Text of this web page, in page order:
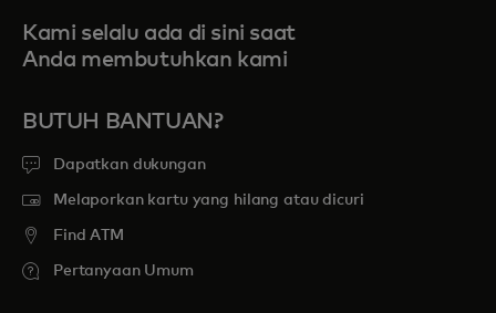
Kami selalu ada di sini saat
Anda membutuhkan kami
BUTUH BANTUAN?
Dapatkan dukungan
Melaporkan kartu yang hilang atau dicuri
Find ATM
Pertanyaan Umum